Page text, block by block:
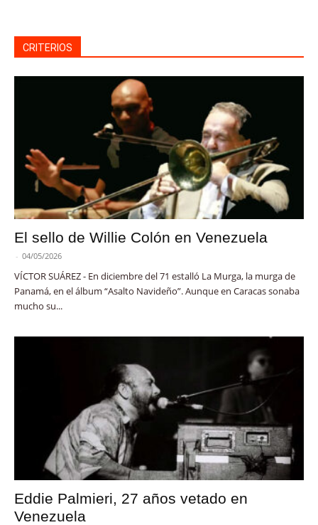
CRITERIOS
El sello de Willie Colón en Venezuela
- 04/05/2026
VÍCTOR SUÁREZ - En diciembre del 71 estalló La Murga, la murga de
Panamá, en el álbum “Asalto Navideño”. Aunque en Caracas sonaba
mucho su...
Eddie Palmieri, 27 años vetado en
Venezuela